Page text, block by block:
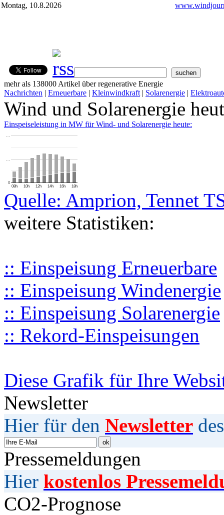
Montag, 10.8.2026
mehr als 138000 Artikel über regenerative Energie
Nachrichten | Erneuerbare | Kleinwindkraft | Solarenergie |
Wind und Solarenergie
Einspeiseleistung in MW für Wind- und Solarenergie heute:
08h 10h 12h 14h 16h 18h
0
…
…
Quelle: Amprion, Tennet
weitere Statistiken:
:: Einspeisung Erneuerbare
:: Einspeisung Windenergie
:: Einspeisung Solarenergie
:: Rekord-Einspeisungen
Diese Grafik für Ihre
Newsletter
Hier für den Newsletter
Pressemeldungen
Hier kostenlos
CO2-Prognose